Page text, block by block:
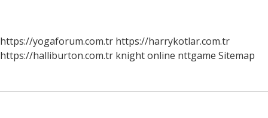
https://yogaforum.com.tr https://harrykotlar.com.tr
https://halliburton.com.tr knight online nttgame Sitemap